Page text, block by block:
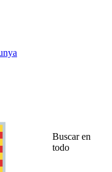
Buscar en
todo